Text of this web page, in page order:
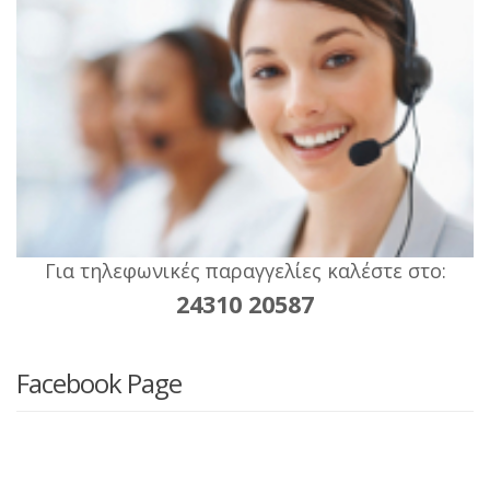
Για τηλεφωνικές παραγγελίες καλέστε στο:
24310 20587
Facebook Page